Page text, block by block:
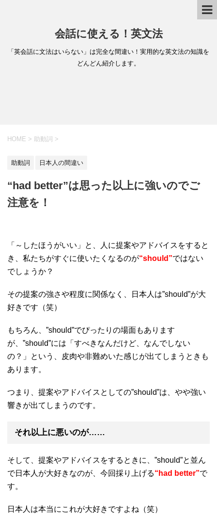
会話に使える！英文法
「英会話に文法はいらない」は完全な間違い！実用的な英文法の知識を
どんどん紹介します。
HOME > 助動詞 >
助動詞 日本人の間違い
“had better”は思った以上に強いのでご
注意を！
「～したほうがいい」と、人に提案やアドバイスをすると
き、私たちがすぐに使いたくなるのが“should”ではない
でしょうか？
その提案の強さや程度に関係なく、日本人は”should”が大
好きです（笑）
もちろん、”should”でぴったりの場面もあります
が、”should”には「すべきなんだけど、なんでしない
の？」という、皮肉や非難めいた感じが出てしまうときも
あります。
つまり、提案やアドバイスとしての”should”は、やや強い
響きが出てしまうのです。
それ以上に悪いのが……
そして、提案やアドバイスをするときに、”should”と並ん
で日本人が大好きなのが、今回採り上げる“had better”で
す。
日本人は本当にこれが大好きですよね（笑）